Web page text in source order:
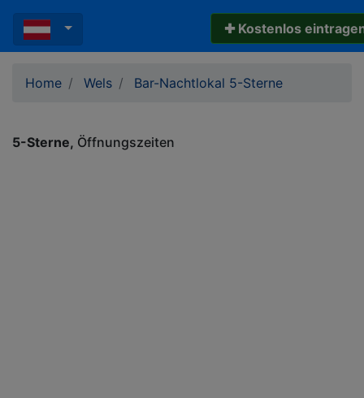
✚ Kostenlos
Home Wels Bar-Nachtlokal 5-Sterne
5-Sterne Öffnungszeiten